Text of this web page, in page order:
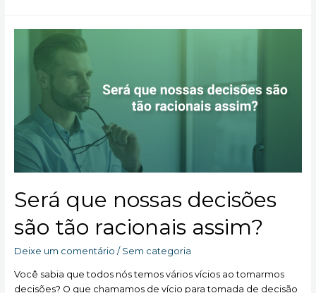
Neurociência
Será que nossas decisões
são tão racionais assim?
Deixe um comentário / Sem categoria
Você sabia que todos nós temos vários vícios ao tomarmos
decisões? O que chamamos de vício para tomada de decisão